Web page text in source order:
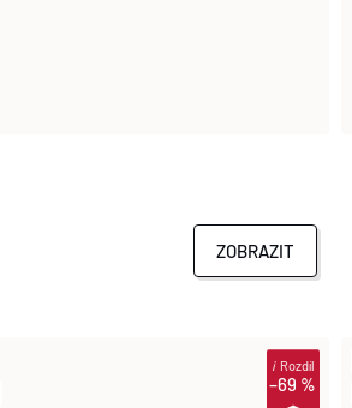
ZOBRAZIT
–69 %
iRozdíl